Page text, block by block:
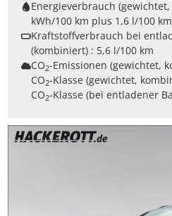
kWh/100 km plus 1,6 l/100 km
Kraftstoffverbrauch bei
(kombiniert) :
5,6 l/100 km
CO2-Emissionen (gewichtet,
CO2
CO2